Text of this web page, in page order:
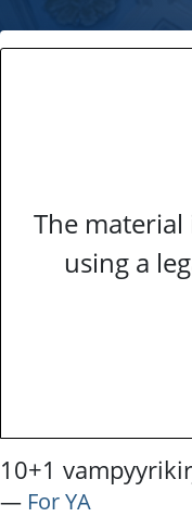
The
using a
10+1
― For YA